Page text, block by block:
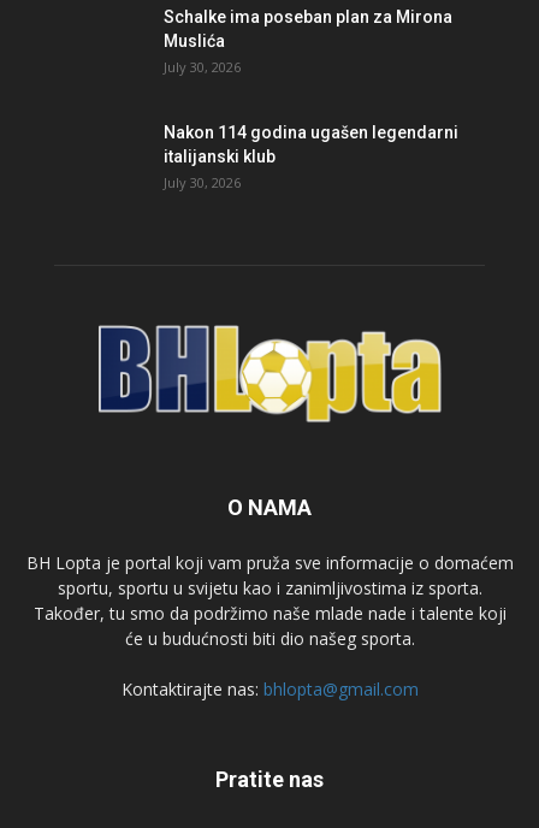
Schalke ima poseban plan za Mirona
Muslića
July 30, 2026
Nakon 114 godina ugašen legendarni
italijanski klub
July 30, 2026
O NAMA
BH Lopta je portal koji vam pruža sve informacije o domaćem
sportu, sportu u svijetu kao i zanimljivostima iz sporta.
Također, tu smo da podržimo naše mlade nade i talente koji
će u budućnosti biti dio našeg sporta.
Kontaktirajte nas: bhlopta@gmail.com
Pratite nas